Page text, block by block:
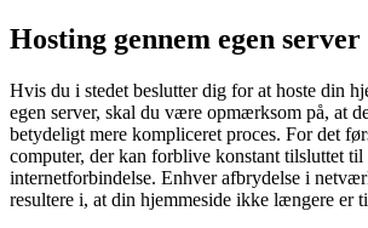
Hosting gennem egen server
Hvis du i stedet beslutter dig for at hoste din
egen server, skal du være opmærksom på, at
betydeligt mere kompliceret proces. For det
computer, der kan forblive konstant tilsluttet
internetforbindelse. Enhver afbrydelse i
resultere i, at din hjemmeside ikke længere er